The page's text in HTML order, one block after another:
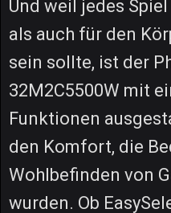
Und weil jedes
als auch für den
sein sollte, ist der
32M2C5500W mit
Funktionen
den Komfort, die
Wohlbefinden von
wurden. Ob